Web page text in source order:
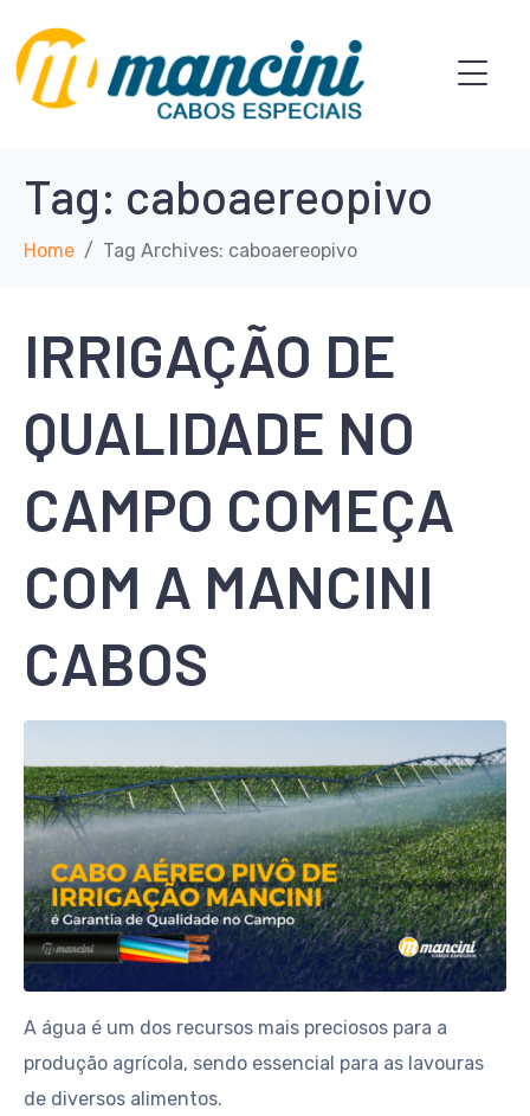
Tag: caboaereopivo
Home Tag Archives: caboaereopivo
IRRIGAÇÃO DE
QUALIDADE NO
CAMPO COMEÇA
COM A MANCINI
CABOS
A água é um dos recursos mais preciosos para a
produção agrícola, sendo essencial para as lavouras
de diversos alimentos.